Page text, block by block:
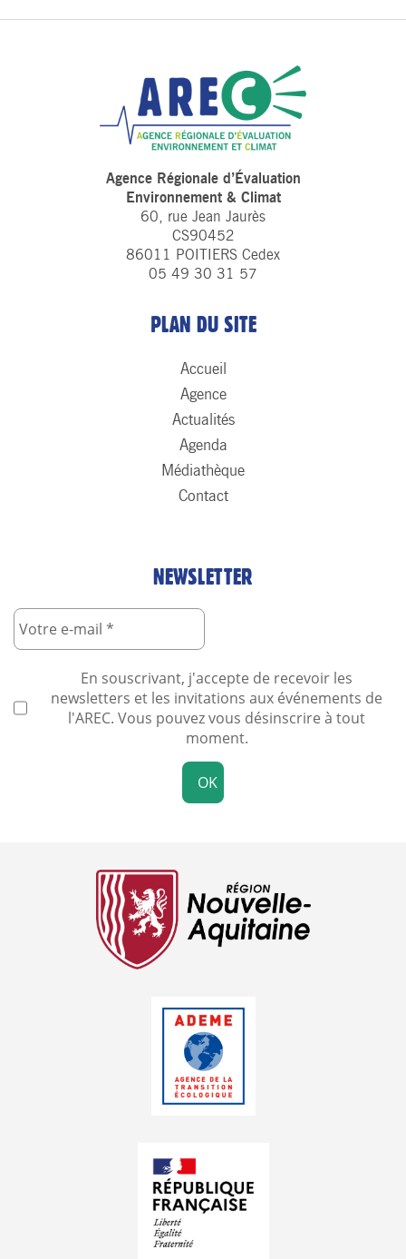
Agence Régionale d’Évaluation
Environnement & Climat
60, rue Jean Jaurès
CS90452
86011 POITIERS Cedex
05 49 30 31 57
PLAN DU SITE
Accueil
Agence
Actualités
Agenda
Médiathèque
Contact
NEWSLETTER
En souscrivant, j'accepte de recevoir les
newsletters et les invitations aux événements de
l'AREC. Vous pouvez vous désinscrire à tout
moment.